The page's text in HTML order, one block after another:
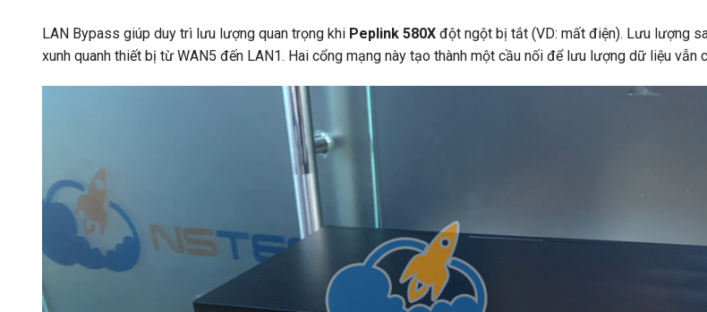
LAN Bypass giúp duy trì lưu lượng quan trọng khi Peplink 580X đột ngột bị tắt (VD: mất điện). Lưu lượng
xunh quanh thiết bị từ WAN5 đến LAN1. Hai cổng mạng này tạo thành một cầu nối để lưu lượng dữ liệu vẫn